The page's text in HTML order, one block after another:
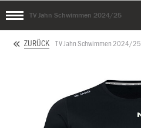
TV Jahn Schwimmen 2024/25
ZURÜCK TV Jahn Schwimmen 2024/25